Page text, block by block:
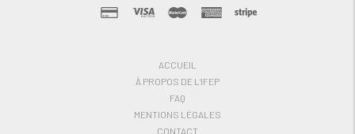
ACCUEIL
À PROPOS DE L’IFEP
FAQ
MENTIONS LÉGALES
CONTACT